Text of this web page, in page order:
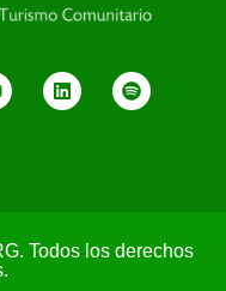
Todos los derechos